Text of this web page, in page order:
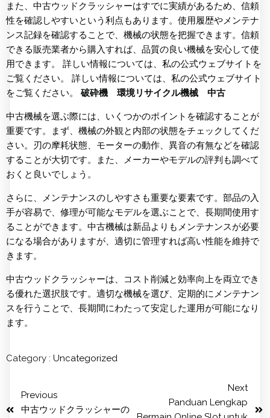
また、中古ウッドクラッシャーはすでに実績があるため、信頼
性を確認しやすいという利点もあります。使用履歴やメンテナ
ンス記録を確認することで、機械の状態を把握できます。信頼
できる販売業者から購入すれば、品質の良い機械を安心して使
用できます。 詳しい情報については、私の公式ウェブサイトを
ご覧ください。 詳しい情報については、私の公式ウェブサイト
をご覧ください。 破砕機 環境リサイクル機械 中古
中古機械を選ぶ際には、いくつかのポイントを確認することが
重要です。まず、機械の外観と内部の状態をチェックしてくだ
さい。刃の摩耗状態、モーターの動作、異音の有無などを確認
することが大切です。また、メーカーやモデルの評判も調べて
おくと良いでしょう。
さらに、メンテナンスのしやすさも重要な要素です。部品の入
手が容易で、修理が可能なモデルを選ぶことで、長期間使用す
ることができます。中古機械は新品よりもメンテナンスが必要
になる場合がありますが、適切に管理すれば高い性能を維持で
きます。
中古ウッドクラッシャーは、コスト削減と効率向上を両立でき
る優れた選択肢です。適切な機械を選び、定期的にメンテナン
スを行うことで、長期間にわたって安定した運用が可能になり
ます。
Category : Uncategorized
Previous
中古ウッドクラッシャーの
Next
Panduan Lengkap